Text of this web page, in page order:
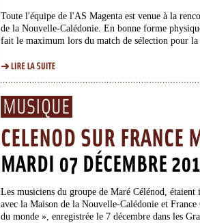
Toute l'équipe de l'AS Magenta est venue à la
de la Nouvelle-Calédonie. En bonne forme
fait le maximum lors du match de sélection pour
MUSIQUE
CELENOD SUR FRANCE
MARDI 07 DÉCEMBRE
Les musiciens du groupe de Maré Célénod,
avec la Maison de la Nouvelle-Calédonie et
du monde », enregistrée le 7 décembre dans les